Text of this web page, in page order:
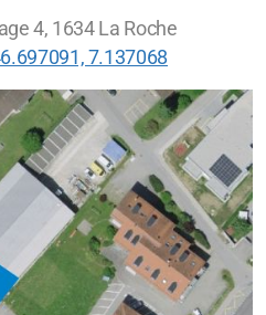
4, 1634 La Roche
7.137068